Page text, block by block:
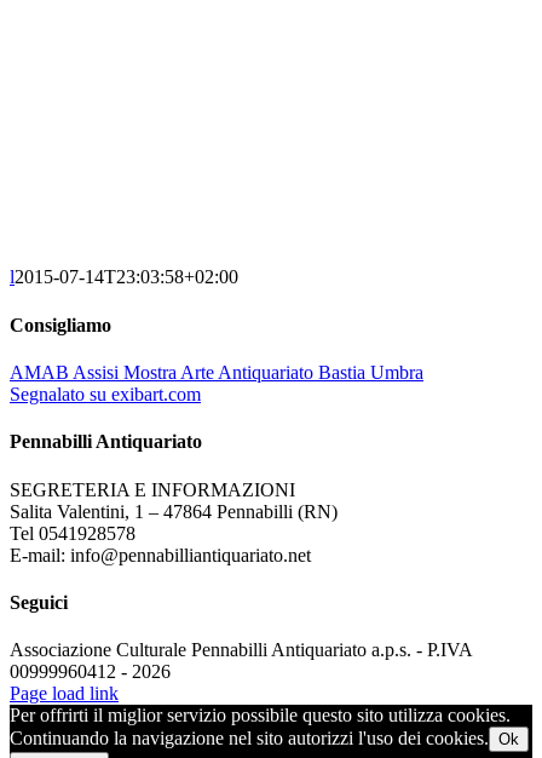
l2015-07-14T23:03:58+02:00
Consigliamo
AMAB Assisi Mostra Arte Antiquariato Bastia Umbra
Segnalato su exibart.com
Pennabilli Antiquariato
SEGRETERIA E INFORMAZIONI
Salita Valentini, 1 – 47864 Pennabilli (RN)
Tel 0541928578
E-mail: info@pennabilliantiquariato.net
Seguici
Associazione Culturale Pennabilli Antiquariato a.p.s. - P.IVA
00999960412 - 2026
Page load link
Per offrirti il miglior servizio possibile questo sito utilizza cookies.
Continuando la navigazione nel sito autorizzi l'uso dei cookies. Ok